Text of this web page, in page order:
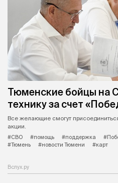
Тюменские бойцы на
технику за счет
Все желающие смогут
акции.
#СВО
#помощь #поддержка
#Тюмень
#новости Тюмени #карт
Вслух.ру